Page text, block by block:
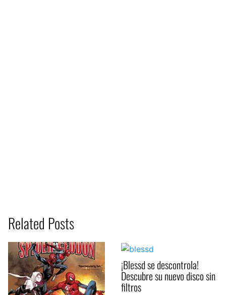
Related Posts
¡Blessd se descontrola!
Descubre su nuevo disco sin
filtros